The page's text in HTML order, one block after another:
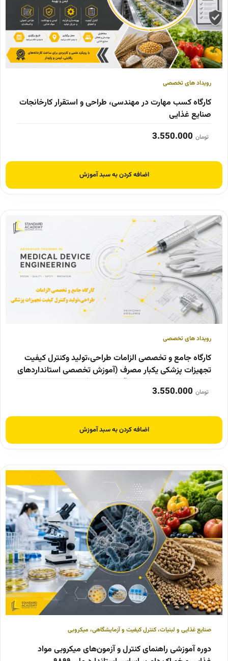
رویداد های تخصصی
کارگاه کسب مهارت در مهندسی، طراحی و استقرار کارخانجات
صنایع غذایی
تومان 3.550.000
اضافه کردن به سبد آموزش
رویداد های تخصصی
کارگاه جامع و تخصصی الزامات طراحی،تولید وکنترل کیفیت
تجهیزات پزشکی یکبار مصرف (آموزش تخصصی استانداردهای
محصول‌محور: از طراحی تا آزمون نهایی)
تومان 3.550.000
اضافه کردن به سبد آموزش
صنایع غذایی و لبنیات،کنترل کیفیت و آزمایشگاهی، میکروبی
دوره آموزشی راهنمای کنترل و آزمون‌های میکروبی مواد